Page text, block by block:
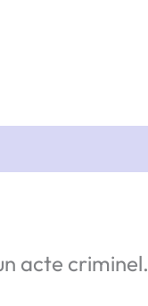
acte criminel.